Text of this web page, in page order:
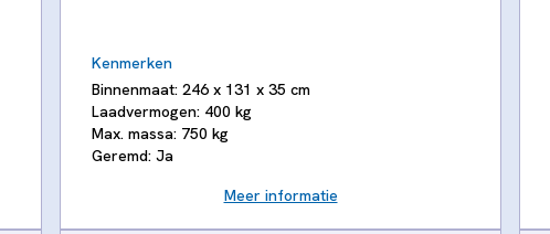
Kenmerken
Binnenmaat: 246 x 131 x 35 cm
Laadvermogen: 400 kg
Max. massa: 750 kg
Geremd: Ja
Meer informatie